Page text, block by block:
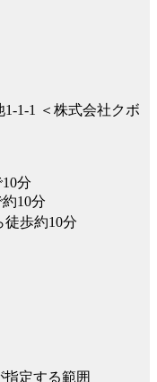
1-1-1 ＜株式会社クボ
分
10分
歩約10分
定する範囲